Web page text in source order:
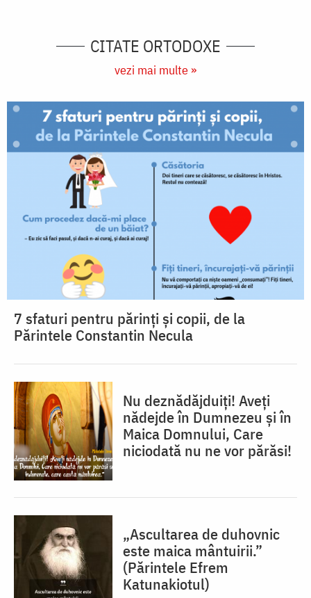
CITATE ORTODOXE
vezi mai multe »
7 sfaturi pentru părinți și copii, de la
Părintele Constantin Necula
Nu deznădăjduiţi! Aveţi
nădejde în Dumnezeu şi în
Maica Domnului, Care
niciodată nu ne vor părăsi!
„Ascultarea de duhovnic
este maica mântuirii.”
(Părintele Efrem
Katunakiotul)